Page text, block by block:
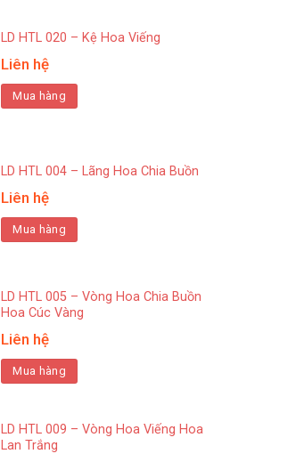
LD HTL 020 – Kệ Hoa Viếng
Liên hệ
Mua hàng
LD HTL 004 – Lãng Hoa Chia Buồn
Liên hệ
Mua hàng
LD HTL 005 – Vòng Hoa Chia Buồn
Hoa Cúc Vàng
Liên hệ
Mua hàng
LD HTL 009 – Vòng Hoa Viếng Hoa
Lan Trắng